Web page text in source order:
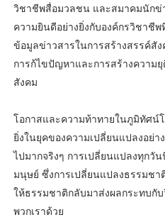
วิชาชีพสื่อมวลชน และสมาคมนักข่
ความยินดีอย่างยิ่งกับองค์กรวิชาชี
ข้อมูลข่าวสารในการสร้างสรรค์สั
การก้ไขปัญหาและการสร้างความ
สังคม
โอกาสและความท้าทายในภูมิทัศน์
ยิ่งในยุคของความเปลี่ยนแปลงอย่
ไปมากจริงๆ การเปลี่ยนแปลงทุกวั
มนุษย์ ซึ่งการเปลี่ยนแปลงธรรมชา
ให้ธรรมชาติกลับมาส่งผลกระทบกั
พวกเราด้วย